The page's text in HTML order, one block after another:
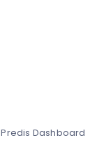
Predis Dashboard